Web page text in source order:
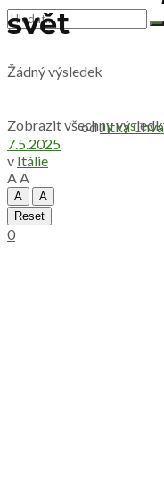
Žádný výsledek
Zobrazit všechny
svět
odJitka
7.5.2025
v Itálie
AA
A
A
Reset
0